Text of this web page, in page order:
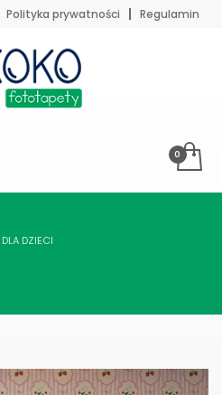
Polityka prywatności Regulamin
DLA DZIECI